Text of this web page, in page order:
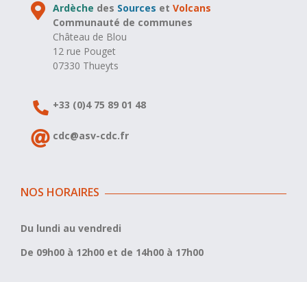
Ardèche des Sources etVolcans
Communauté de communes
Château de Blou
12 rue Pouget
07330 Thueyts
+33 (0)4 75 89 01 48
cdc@asv-cdc.fr
NOS HORAIRES
Du lundi au vendredi
De 09h00 à 12h00 et de 14h00 à 17h00